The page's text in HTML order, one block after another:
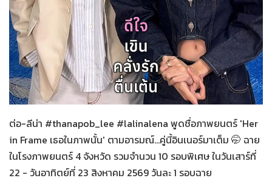
08-08-2569
Her in Frame เธอในภาพนั้น
ต่อ-ลีน่า #thanapob_lee #lalinalena พูดชื่อภาพยนตร์ 'Her
in Frame เธอในภาพนั้น' ตามอารมณ์...คู่นี้อินเนอร์มาเต็ม 🤭 ฉาย
ในโรงภาพยนตร์ 4 จังหวัด รวมจำนวน 10 รอบพิเศษ ในวันเสาร์ที่
22 - วันอาทิตย์ที่ 23 สิงหาคม 2569 วันละ 1 รอบฉาย